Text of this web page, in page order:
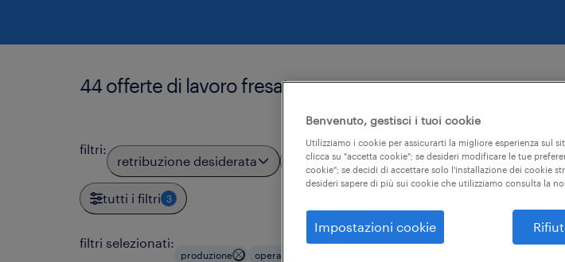
44 offerte di lavoro fresatore cnc
filtri:
retribuzione desiderata località tipi di contratto 3 campo
tutti i filtri 3
filtri selezionati:
produzione operai metalmeccanici
Benvenuto, gestisci i tuoi cookie
Utilizziamo i cookie per assicurarti la migliore esperienza sul
clicca su "accetta cookie"; se desideri modificare le tue
cookie"; se decidi di accettare solo l'installazione dei cookie
desideri sapere di più sui cookie che utilizziamo consulta la
Impostazioni cookie